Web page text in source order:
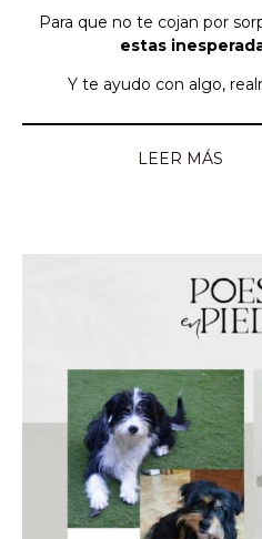
Para que no te cojan por
estas
Y te ayudo con algo,
LEER MÁS